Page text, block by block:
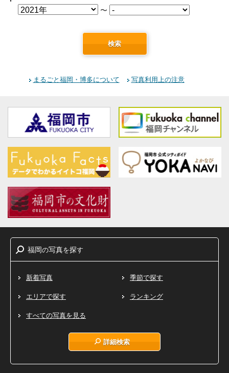
〜
検索
まるごと福岡・博多について 写真利用上の注意
福岡の写真を探す
新着写真 季節で探す
エリアで探す ランキング
すべての写真を見る
詳細検索